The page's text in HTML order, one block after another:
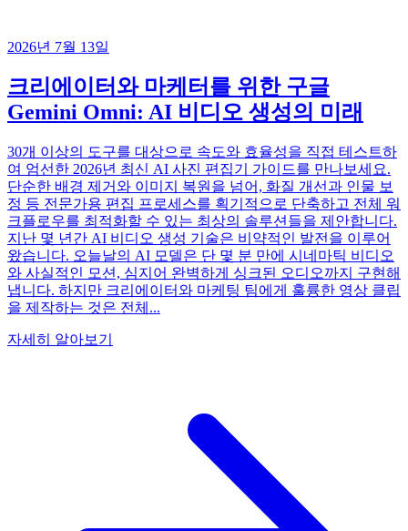
2026년 7월 13일
크리에이터와 마케터를 위한 구글
Gemini Omni: AI 비디오 생성의 미래
30개 이상의 도구를 대상으로 속도와 효율성을 직접 테스트하
여 엄선한 2026년 최신 AI 사진 편집기 가이드를 만나보세요.
단순한 배경 제거와 이미지 복원을 넘어, 화질 개선과 인물 보
정 등 전문가용 편집 프로세스를 획기적으로 단축하고 전체 워
크플로우를 최적화할 수 있는 최상의 솔루션들을 제안합니다.
지난 몇 년간 AI 비디오 생성 기술은 비약적인 발전을 이루어
왔습니다. 오늘날의 AI 모델은 단 몇 분 만에 시네마틱 비디오
와 사실적인 모션, 심지어 완벽하게 싱크된 오디오까지 구현해
냅니다. 하지만 크리에이터와 마케팅 팀에게 훌륭한 영상 클립
을 제작하는 것은 전체...
자세히 알아보기